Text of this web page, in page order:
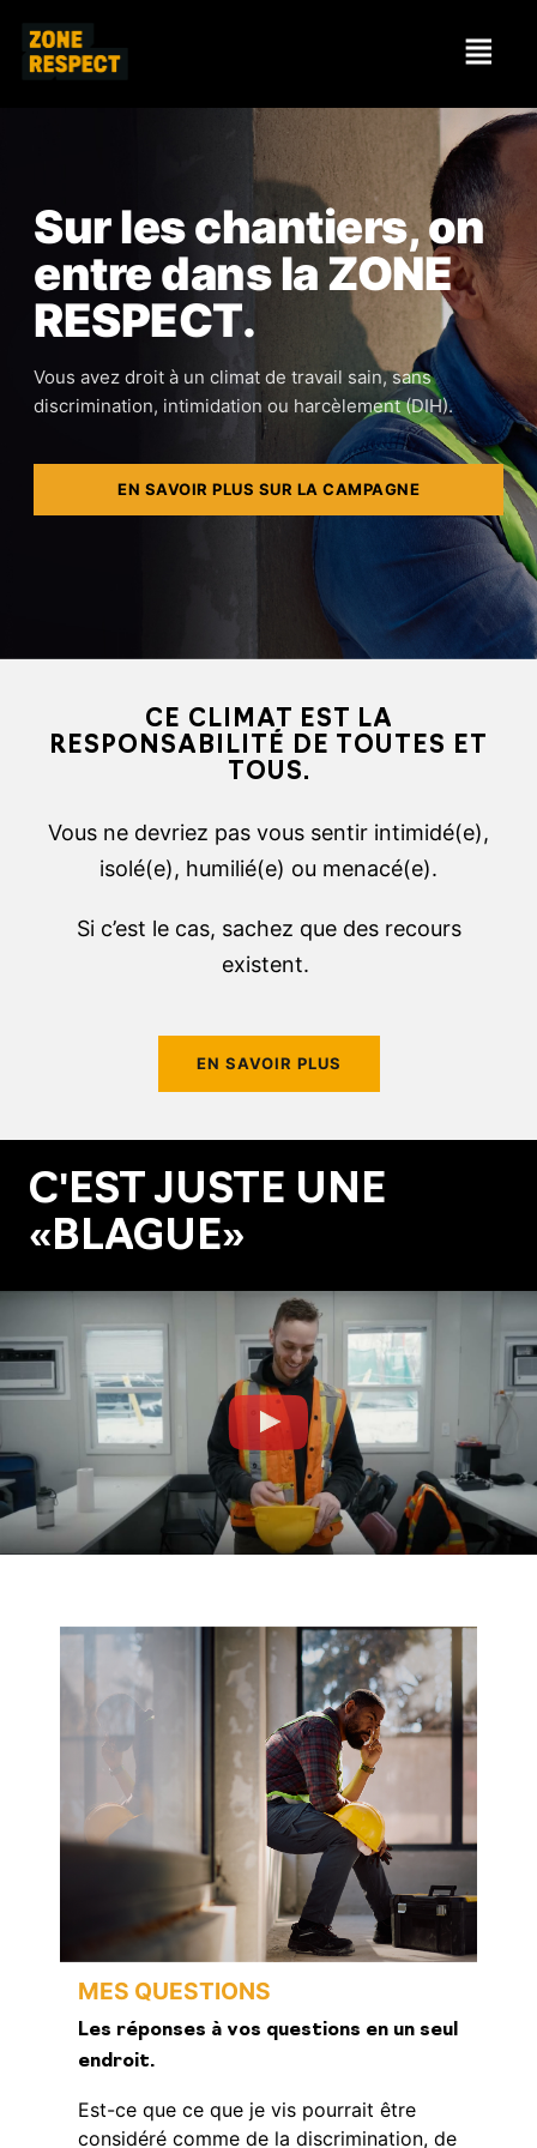
DÉCOUVRIR LA CAMPAGNE Toggle
Toggle
Que veut dire DIH?
Comment reconnaître une situation DIH?
Quels comportements peuvent poser problème?
Exemples de situations de DIH au travail
MES DROITS Toggle
Informer l'employeur
Consulter le syndicat
MES RESSOURCES
Votre employeur
La CNESST
Autres ressources
EN
Sur les chantiers, on
entre dans la ZONE
RESPECT.
Vous avez droit à un climat de travail sain, sans
discrimination, intimidation ou harcèlement (DIH).
EN SAVOIR PLUS SUR LA CAMPAGNE
CE CLIMAT EST LA
RESPONSABILITÉ DE TOUTES ET
TOUS.
Vous ne devriez pas vous sentir intimidé(e),
isolé(e), humilié(e) ou menacé(e).
Si c’est le cas, sachez que des recours
existent.
EN SAVOIR PLUS
C'EST JUSTE UNE
«BLAGUE»
MES QUESTIONS
Les réponses à vos questions en un seul
endroit.
Est-ce que ce que je vis pourrait être
considéré comme de la discrimination, de